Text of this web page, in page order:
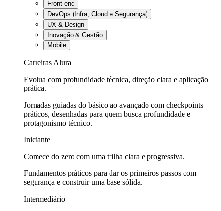
Front-end
DevOps (Infra, Cloud e Segurança)
UX & Design
Inovação & Gestão
Mobile
Carreiras Alura
Evolua com profundidade técnica, direção clara e aplicação
prática.
Jornadas guiadas do básico ao avançado com checkpoints
práticos, desenhadas para quem busca profundidade e
protagonismo técnico.
Iniciante
Comece do zero com uma trilha clara e progressiva.
Fundamentos práticos para dar os primeiros passos com
segurança e construir uma base sólida.
Intermediário